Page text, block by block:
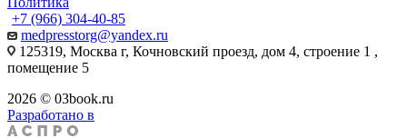
+7 (966) 304-40-85
medpresstorg@yandex.ru
125319, Москва г, Кочновский проезд, дом 4, строение 1 ,
помещение 5
2026 © 03book.ru
Разработано в